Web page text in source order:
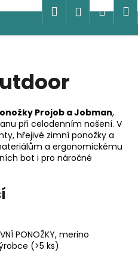
Hledat
košík
Projob a Jobman,
při celodenním nošení. V
hřejivé zimní ponožky a
a ergonomickému
bot i pro náročné
PONOŽKY, merino
(>5 ks)